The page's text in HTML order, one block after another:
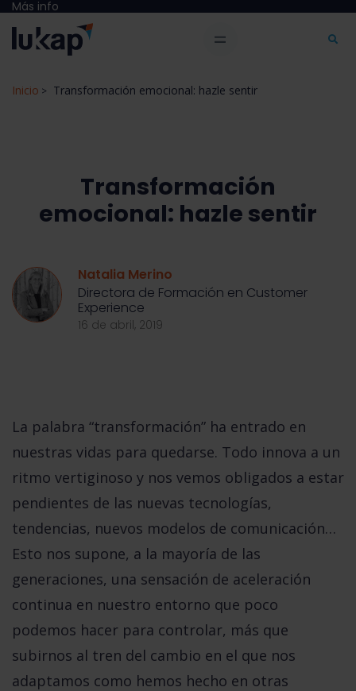
Más info
Inicio > Transformación emocional: hazle sentir
Transformación
emocional: hazle sentir
Natalia Merino
Directora de Formación en Customer
Experience
16 de abril, 2019
La palabra “transformación” ha entrado en
nuestras vidas para quedarse. Todo innova a un
ritmo vertiginoso y nos vemos obligados a estar
pendientes de las nuevas tecnologías,
tendencias, nuevos modelos de comunicación…
Esto nos supone, a la mayoría de las
generaciones, una sensación de aceleración
continua en nuestro entorno que poco
podemos hacer para controlar, más que
subirnos al tren del cambio en el que nos
adaptamos como hemos hecho en otras